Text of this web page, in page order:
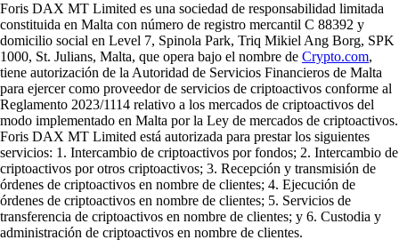
Foris DAX MT Limited es una sociedad de responsabilidad limitada
constituida en Malta con número de registro mercantil C 88392 y
domicilio social en Level 7, Spinola Park, Triq Mikiel Ang Borg, SPK
1000, St. Julians, Malta, que opera bajo el nombre de Crypto.com,
tiene autorización de la Autoridad de Servicios Financieros de Malta
para ejercer como proveedor de servicios de criptoactivos conforme al
Reglamento 2023/1114 relativo a los mercados de criptoactivos del
modo implementado en Malta por la Ley de mercados de criptoactivos.
Foris DAX MT Limited está autorizada para prestar los siguientes
servicios: 1. Intercambio de criptoactivos por fondos; 2. Intercambio de
criptoactivos por otros criptoactivos; 3. Recepción y transmisión de
órdenes de criptoactivos en nombre de clientes; 4. Ejecución de
órdenes de criptoactivos en nombre de clientes; 5. Servicios de
transferencia de criptoactivos en nombre de clientes; y 6. Custodia y
administración de criptoactivos en nombre de clientes.